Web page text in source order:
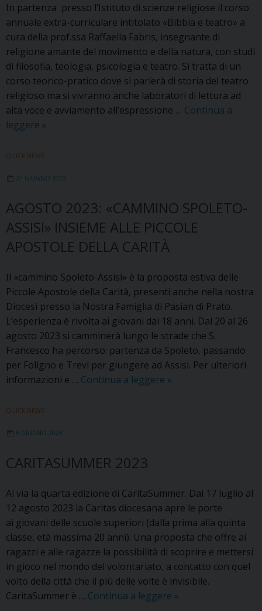
tema
della
pace
In partenza presso l’Istituto di scienze religiose il corso
annuale extra-curriculare intitolato «Bibbia e teatro» a
cura della prof.ssa Raffaella Fabris, insegnante di
religione amante del movimento e della natura, con studi
di filosofia, teologia, psicologia e teatro. Si tratta di un
corso teorico-pratico dove si parlerà di storia del teatro
religioso ma si vivranno anche laboratori di lettura ad
alta voce e avviamento all’espressione … Continua a
leggere Bibbia
Teatro
»
QUICK NEWS
27 GIUGNO 2023
AGOSTO 2023: «CAMMINO SPOLETO-
ASSISI» INSIEME ALLE PICCOLE
APOSTOLE DELLA CARITÀ
Il «cammino Spoleto-Assisi» è la proposta estiva delle
Piccole Apostole della Carità, presenti anche nella nostra
Diocesi presso la Nostra Famiglia di Pasian di Prato.
L’esperienza è rivolta ai giovani dai 18 anni. Dal 20 al 26
agosto 2023 si camminerà lungo le strade che S.
Francesco ha percorso: partenza da Spoleto, passando
per Foligno e Trevi per giungere ad Assisi. Per ulteriori
informazioni e … Continua a leggere agosto
Apostole
della
Carità
»
QUICK NEWS
6 GIUGNO 2023
CARITASUMMER 2023
Al via la quarta edizione di CaritaSummer. Dal 17 luglio al
12 agosto 2023 la Caritas diocesana apre le porte
ai giovani delle scuole superiori (dalla prima alla quinta
classe, età massima 20 anni). Una proposta che offre ai
ragazzi e alle ragazze la possibilità di scoprire e mettersi
in gioco nel mondo del volontariato, a contatto con quel
volto della città che il più delle volte è invisibile.
CaritaSummer è … Continua a leggere CaritaSummer
»